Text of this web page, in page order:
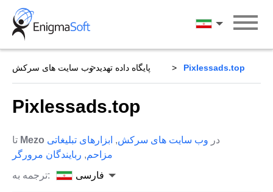
Skip
content
فارسی
پایگاه داده تهدید وب سایت های سرکش Pixlessads.top
Pixlessads.top
Mezo در وب سایت های سرکش, ابزارهای تبلیغاتی
مزاحم, ربایندگان مرورگر
ترجمه به:
فارسی